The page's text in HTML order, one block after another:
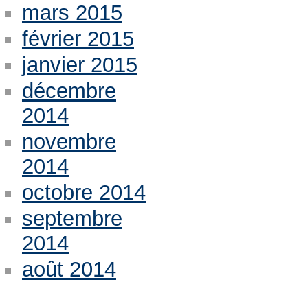
mars 2015
février 2015
janvier 2015
décembre
2014
novembre
2014
octobre 2014
septembre
2014
août 2014